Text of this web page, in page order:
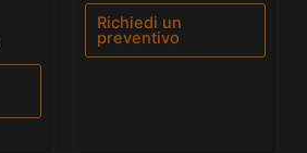
Richiedi un
preventivo